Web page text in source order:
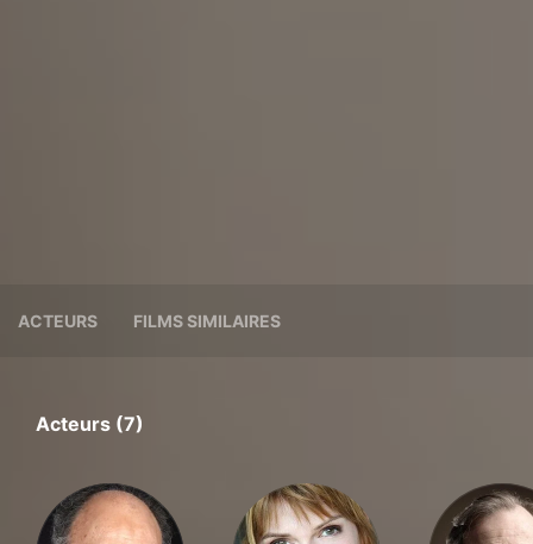
ACTEURS FILMS SIMILAIRES
Acteurs (7)